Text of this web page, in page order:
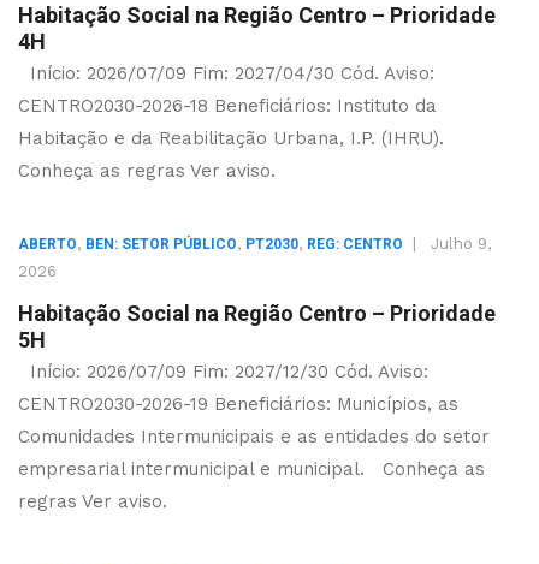
Habitação Social na Região Centro – Prioridade
4H
Início: 2026/07/09 Fim: 2027/04/30 Cód. Aviso:
CENTRO2030-2026-18 Beneficiários: Instituto da
Habitação e da Reabilitação Urbana, I.P. (IHRU).
Conheça as regras Ver aviso.
ABERTO, BEN: SETOR PÚBLICO, PT2030, REG: CENTRO
Julho 9,
2026
Habitação Social na Região Centro – Prioridade
5H
Início: 2026/07/09 Fim: 2027/12/30 Cód. Aviso:
CENTRO2030-2026-19 Beneficiários: Municípios, as
Comunidades Intermunicipais e as entidades do setor
empresarial intermunicipal e municipal. Conheça as
regras Ver aviso.